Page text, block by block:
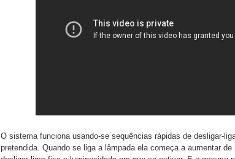
O sistema funciona usando-se sequências rápidas de desligar-
pretendida. Quando se liga a lâmpada ela começa a aumentar